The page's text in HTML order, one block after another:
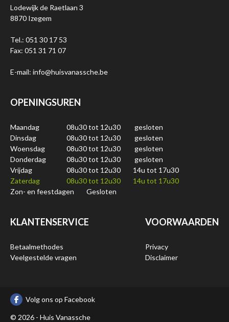
Lodewijk de Raetlaan 3
8870 Izegem
Tel.: 051 30 17 53
Fax: 051 31 71 07
E-mail: info@huisvanassche.be
OPENINGSUREN
Maandag 08u30 tot 12u30
gesloten
Dinsdag
08u30 tot 12u30
gesloten
Woensdag
08u30 tot 12u30
gesloten
Donderdag
08u30 tot 12u30
gesloten
Vrijdag
08u30 tot 12u30
14u tot 17u30
Zaterdag
08u30 tot 12u30
14u tot 17u30
Zon- en feestdagen
Gesloten
KLANTENSERVICE
Betaalmethodes
Veelgestelde vragen
VOORWAARDEN
Privacy
Disclaimer
Volg ons op Facebook
© 2026 - Huis Vanassche